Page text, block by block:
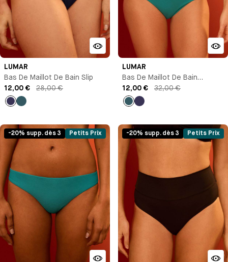
LUMAR
Bas De Maillot De Bain Slip
12,00 €
28,00 €
Bleu
LUMAR
Bas De Maillot De Bain
Culotte Taille Haute
12,00 € 32,00 €
Bleu
-20% supp. dès 3 Petits Prix -20% supp. dès 3 Petits Prix